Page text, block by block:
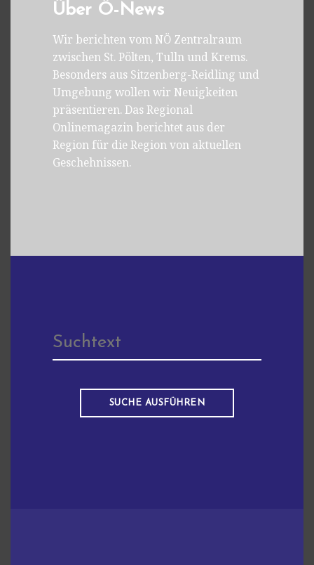
Über Ö-News
Wir berichten vom NÖ Zentralraum
zwischen St. Pölten, Tulln und Krems.
Besonders aus Sitzenberg-Reidling und
Umgebung wollen wir Neuigkeiten
präsentieren. Das Regional
Onlinemagazin berichtet aus der
Region für die Region von aktuellen
Geschehnissen.
SUCHE AUSFÜHREN